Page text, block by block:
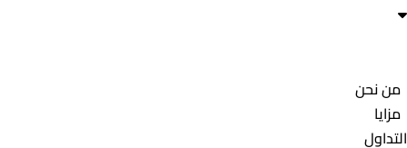
من نحن
مزايا
التداول